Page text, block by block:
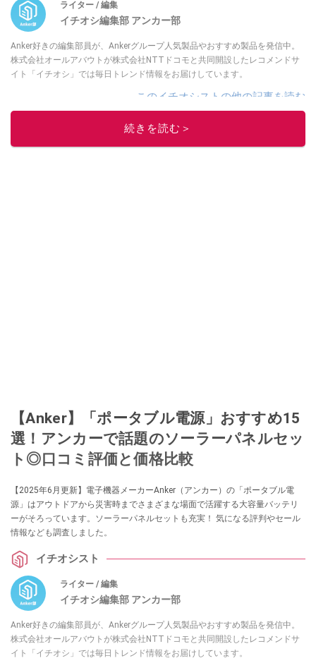
ライター / 編集
イチオシ編集部 アンカー部
Anker好きの編集部員が、Ankerグループ人気製品やおすすめ製品を発信中。
株式会社オールアバウトが株式会社NTTドコモと共同開設したレコメンドサ
イト「イチオシ」では毎日トレンド情報をお届けしています。
このイチオシストの他の記事を読む
続きを読む＞
【Anker】「ポータブル電源」おすすめ15
選！アンカーで話題のソーラーパネルセッ
ト◎口コミ評価と価格比較
【2025年6月更新】電子機器メーカーAnker（アンカー）の「ポータブル電
源」はアウトドアから災害時までさまざまな場面で活躍する大容量バッテリ
ーがそろっています。ソーラーパネルセットも充実！ 気になる評判やセール
情報なども調査しました。
イチオシスト
ライター / 編集
イチオシ編集部 アンカー部
Anker好きの編集部員が、Ankerグループ人気製品やおすすめ製品を発信中。
株式会社オールアバウトが株式会社NTTドコモと共同開設したレコメンドサ
イト「イチオシ」では毎日トレンド情報をお届けしています。